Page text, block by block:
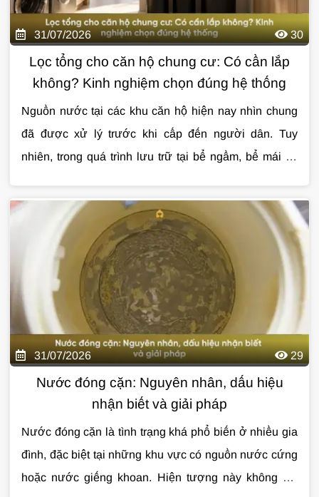
31/07/2026 30
Lọc tổng cho căn hộ chung cư: Có cần lắp
không? Kinh nghiệm chọn đúng hệ thống
Nguồn nước tại các khu căn hộ hiện nay nhìn chung
đã được xử lý trước khi cấp đến người dân. Tuy
nhiên, trong quá trình lưu trữ tại bể ngầm, bể mái và
bị lẫn cặn, clo dư, mùi khó chịu hoặc kim loại từ
đường ống cũ. Đây là lý do ngày càng nhiều gia đình
quan tâm đếnlọc tổng cho căn hộ chung cưđể
nâng cao chất lượng nước sinh hoạt hàng ngày.
cho căn hộ chung cư, những lợi ích thực tế, cách
lựa chọn hệ thống phù hợp và các lưu ý quan trọng
trước khi lắp đặt qua bài viết dưới đây.
31/07/2026 29
Nước đóng cặn: Nguyên nhân, dấu hiệu
nhận biết và giải pháp
Nước đóng cặn là tình trạng khá phổ biến ở nhiều gia
đình, đặc biệt tại những khu vực có nguồn nước cứng
hoặc nước giếng khoan. Hiện tượng này không chỉ